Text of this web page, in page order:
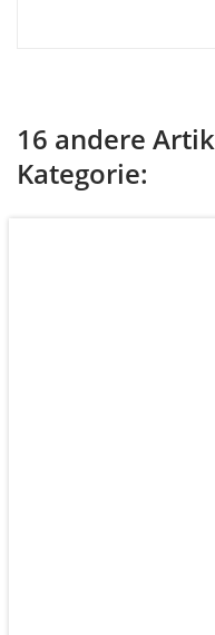
16 andere
Kategorie: